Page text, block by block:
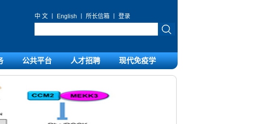
中 文 English 所长信箱 登录
公共平台 人才招聘 现代免疫学